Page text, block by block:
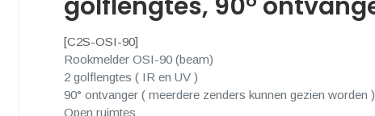
[C2S-OSI-90]
Rookmelder OSI-90 (beam)
2 golflengtes ( IR en UV )
90° ontvanger ( meerdere zenders kunnen gezien worden )
Open ruimtes